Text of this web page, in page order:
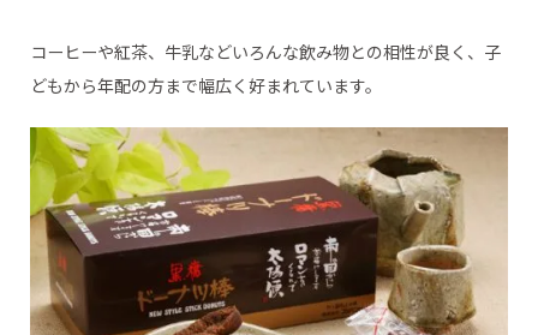
コーヒーや紅茶、牛乳などいろんな飲み物との相性が良く、子
どもから年配の方まで幅広く好まれています。